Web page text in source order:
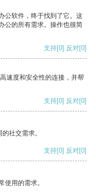
公软件，终于找到了它。这
公的所有需求。操作也很简
支持[0] 反对[0]
速度和安全性的连接，并帮
支持[0] 反对[0]
社交需求。
支持[0] 反对[0]
使用的需求。